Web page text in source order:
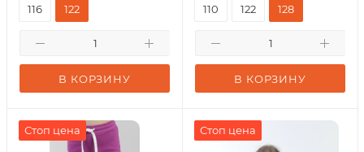
В КОРЗИНУ
116 122
В КОРЗИНУ
110 122 128
Стоп цена Стоп цена